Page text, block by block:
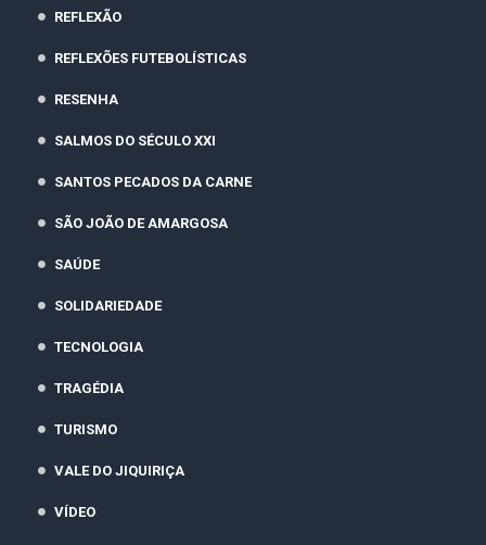
REFLEXÃO
REFLEXÕES FUTEBOLÍSTICAS
RESENHA
SALMOS DO SÉCULO XXI
SANTOS PECADOS DA CARNE
SÃO JOÃO DE AMARGOSA
SAÚDE
SOLIDARIEDADE
TECNOLOGIA
TRAGÉDIA
TURISMO
VALE DO JIQUIRIÇA
VÍDEO